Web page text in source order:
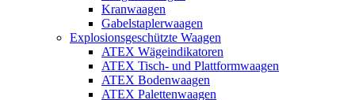
Kranwaagen
Gabelstaplerwaagen
Explosionsgeschützte Waagen
ATEX Wägeindikatoren
ATEX Tisch- und Plattformwaagen
ATEX Bodenwaagen
ATEX Palettenwaagen